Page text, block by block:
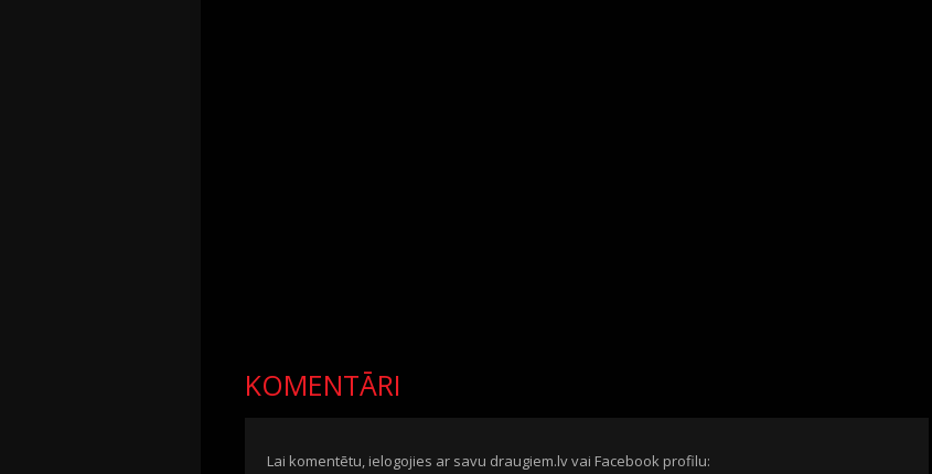
KOMENTĀRI
Lai komentētu, ielogojies ar savu draugiem.lv vai Facebook profilu: